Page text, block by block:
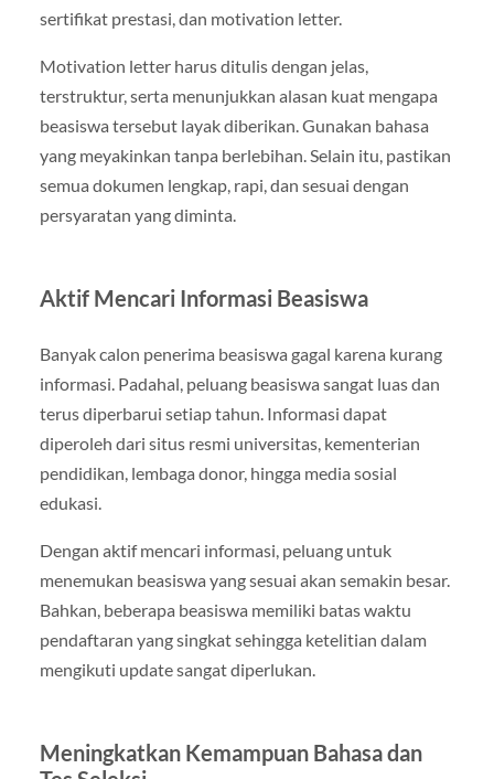
sertifikat prestasi, dan motivation letter.
Motivation letter harus ditulis dengan jelas,
terstruktur, serta menunjukkan alasan kuat mengapa
beasiswa tersebut layak diberikan. Gunakan bahasa
yang meyakinkan tanpa berlebihan. Selain itu, pastikan
semua dokumen lengkap, rapi, dan sesuai dengan
persyaratan yang diminta.
Aktif Mencari Informasi Beasiswa
Banyak calon penerima beasiswa gagal karena kurang
informasi. Padahal, peluang beasiswa sangat luas dan
terus diperbarui setiap tahun. Informasi dapat
diperoleh dari situs resmi universitas, kementerian
pendidikan, lembaga donor, hingga media sosial
edukasi.
Dengan aktif mencari informasi, peluang untuk
menemukan beasiswa yang sesuai akan semakin besar.
Bahkan, beberapa beasiswa memiliki batas waktu
pendaftaran yang singkat sehingga ketelitian dalam
mengikuti update sangat diperlukan.
Meningkatkan Kemampuan Bahasa dan